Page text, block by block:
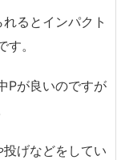
るとインパクト
。
Pが良いのですが
げなどをしてい